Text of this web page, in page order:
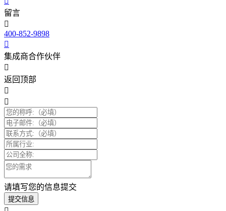
留言
400-852-9898
集成商合作伙伴
返回顶部
请填写您的信息提交
提交信息